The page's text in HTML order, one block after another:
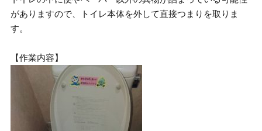
がありますので、トイレ本体を外して直接つまりを取りま
す。
【作業内容】